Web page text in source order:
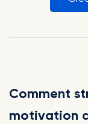
Comment
motivation